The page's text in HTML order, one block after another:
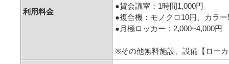
利用料金
●貸会議室：1時間1,000円
●複合機：モノクロ10円、カラー
●月極ロッカー：2,000~4,000円
※その他無料施設、設備【ロー